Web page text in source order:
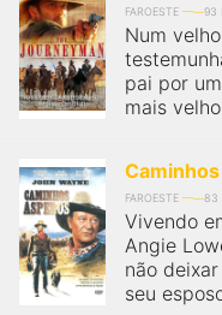
FAROESTE 93
Num
pai por
mais
FAROESTE 83
Vivendo
Angie
não
seu